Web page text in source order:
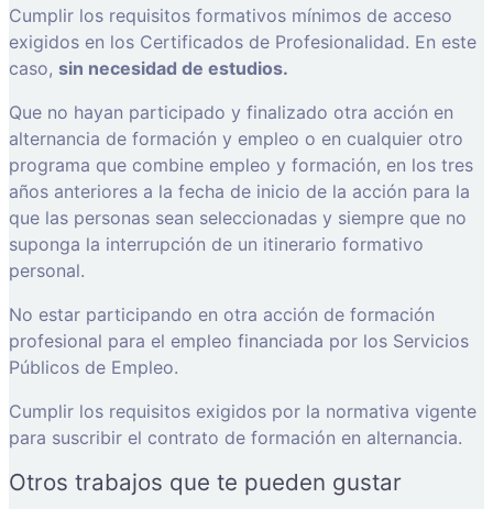
Cumplir los requisitos formativos mínimos de acceso
exigidos en los Certificados de Profesionalidad. En este
caso, sin necesidad de estudios.
Que no hayan participado y finalizado otra acción en
alternancia de formación y empleo o en cualquier otro
programa que combine empleo y formación, en los tres
años anteriores a la fecha de inicio de la acción para la
que las personas sean seleccionadas y siempre que no
suponga la interrupción de un itinerario formativo
personal.
No estar participando en otra acción de formación
profesional para el empleo financiada por los Servicios
Públicos de Empleo.
Cumplir los requisitos exigidos por la normativa vigente
para suscribir el contrato de formación en alternancia.
Otros trabajos que te pueden gustar